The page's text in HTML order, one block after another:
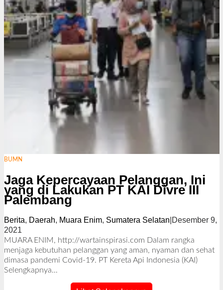
BUMN
Jaga Kepercayaan Pelanggan, Ini
yang di Lakukan PT KAI Divre III
Palembang
Berita, Daerah, Muara Enim, Sumatera Selatan Desember 9,
2021
l
e
h
R
MUARA ENIM, http://wartainspirasi.com Dalam rangka
menjaga kebutuhan pelanggan yang aman, nyaman dan sehat
dimasa pandemi Covid-19. PT Kereta Api Indonesia (KAI)
Selengkapnya…